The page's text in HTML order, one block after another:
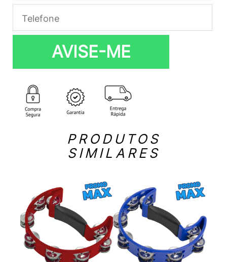
AVISE-ME
PRODUTOS
SIMILARES